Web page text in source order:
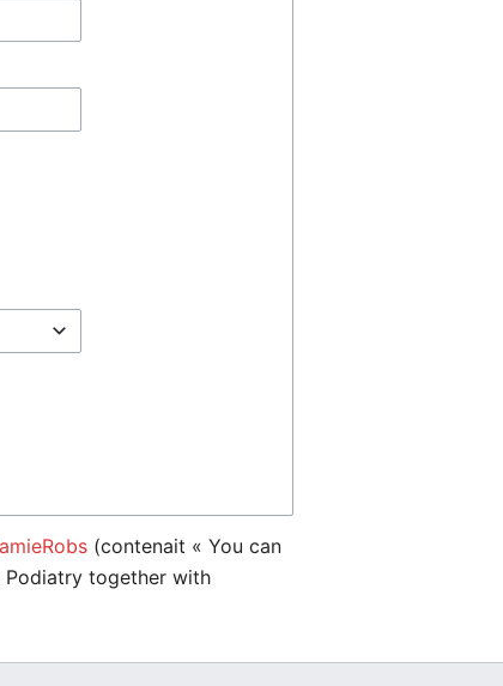
(contenait « You can
Podiatry together with